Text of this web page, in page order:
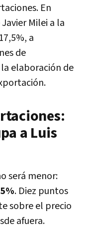
En
Milei a la
a
de
elaboración de
a Luis
será menor:
. Diez puntos
sobre el precio
afuera.